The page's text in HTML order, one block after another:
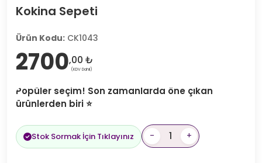
Kokina Sepeti
Ürün Kodu: CK1043
2700,00 ₺
(KDV Dahil)
Popüler seçim! Son zamanlarda öne çıkan
ürünlerden biri ⭐
Stok Sormak İçin Tıklayınız - +